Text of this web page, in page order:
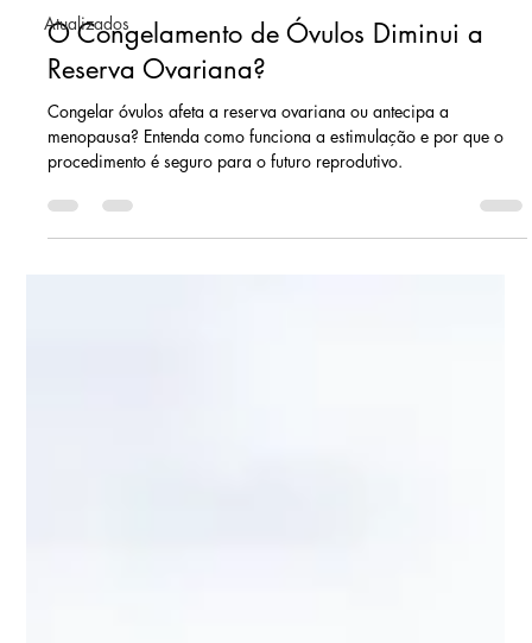
Atualizados15 de abr.
1 min de leitura
O Congelamento de Óvulos Diminui a
Reserva Ovariana?
Congelar óvulos afeta a reserva ovariana ou antecipa a
procedimento é seguro para o futuro reprodutivo.